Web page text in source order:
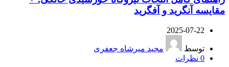
مقایسه آنگرید و آفگرید
2025-07-22
توسط
مجید میرشاه جعفری
0 نظرات